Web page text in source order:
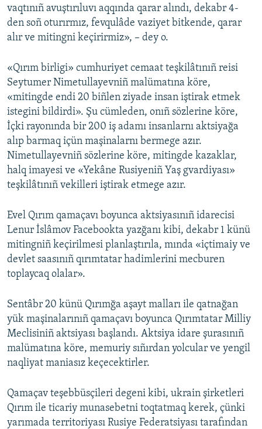
RFE/RS bütün saytları
vaqtınıñ avuştırıluvı aqqında qarar alındı, dekabr 4-
den soñ oturırmız, fevqulâde vaziyet bitkende, qarar
alır ve mitingni keçirirmiz», – dey o.
«Qırım birligi» cumhuriyet cemaat teşkilâtınıñ reisi
Seytumer Nimetullayevniñ malümatına köre,
«mitingde endi 20 biñlen ziyade insan iştirak etmek
istegini bildirdi». Şu cümleden, onıñ sözlerine köre,
İçki rayonında bir 200 iş adamı insanlarnı aktsiyağa
alıp barmaq içün maşinalarnı bermege azır.
Nimetullayevniñ sözlerine köre, mitingde kazaklar,
halq imayesi ve «Yekâne Rusiyeniñ Yaş gvardiyası»
teşkilâtınıñ vekilleri iştirak etmege azır.
Evel Qırım qamaçavı boyunca aktsiyasınıñ idarecisi
Lenur İslâmov Facebookta yazğanı kibi, dekabr 1 künü
mitingniñ keçirilmesi planlaştırıla, mında «içtimaiy ve
devlet saasınıñ qırımtatar hadimlerini mecburen
toplaycaq olalar».
Sentâbr 20 künü Qırımğa aşayt malları ile qatnağan
yük maşinalarınıñ qamaçavı boyunca Qırımtatar Milliy
Meclisiniñ aktsiyası başlandı. Aktsiya idare şurasınıñ
malümatına köre, memuriy sıñırdan yolcular ve yengil
naqliyat maniasız keçecektirler.
Qamaçav teşebbüsçileri degeni kibi, ukrain şirketleri
Qırım ile ticariy munasebetni toqtatmaq kerek, çünki
yarımada territoriyası Rusiye Federatsiyası tarafından